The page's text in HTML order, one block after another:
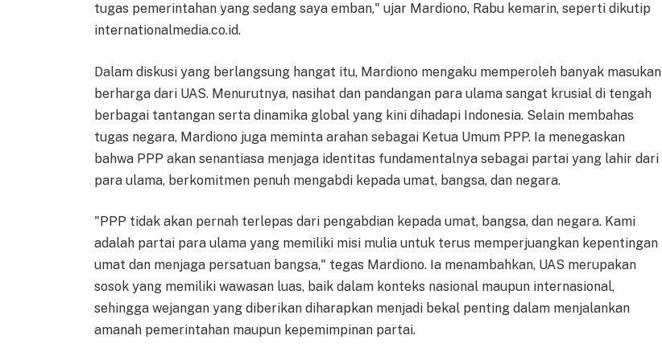
tugas pemerintahan yang sedang saya emban," ujar Mardiono, Rabu kemarin, seperti dikutip
internationalmedia.co.id.
Dalam diskusi yang berlangsung hangat itu, Mardiono mengaku memperoleh banyak masukan
berharga dari UAS. Menurutnya, nasihat dan pandangan para ulama sangat krusial di tengah
berbagai tantangan serta dinamika global yang kini dihadapi Indonesia. Selain membahas
tugas negara, Mardiono juga meminta arahan sebagai Ketua Umum PPP. Ia menegaskan
bahwa PPP akan senantiasa menjaga identitas fundamentalnya sebagai partai yang lahir dari
para ulama, berkomitmen penuh mengabdi kepada umat, bangsa, dan negara.
"PPP tidak akan pernah terlepas dari pengabdian kepada umat, bangsa, dan negara. Kami
adalah partai para ulama yang memiliki misi mulia untuk terus memperjuangkan kepentingan
umat dan menjaga persatuan bangsa," tegas Mardiono. Ia menambahkan, UAS merupakan
sosok yang memiliki wawasan luas, baik dalam konteks nasional maupun internasional,
sehingga wejangan yang diberikan diharapkan menjadi bekal penting dalam menjalankan
amanah pemerintahan maupun kepemimpinan partai.